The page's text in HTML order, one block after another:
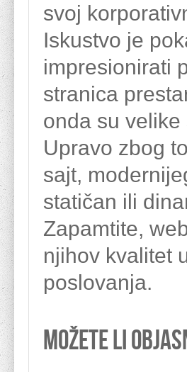
svoj
Iskustvo je
impresionirati
stranica
onda su
Upravo zbog
sajt,
statičan ili
Zapamtite,
njihov kvalitet
poslovanja.
Možete li